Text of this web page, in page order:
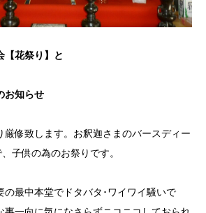
【花祭り】と
お知らせ
厳修致します。お釈迦さまのバースディー
子供の為のお祭りです。
の最中本堂でドタバタ･ワイワイ騒いで